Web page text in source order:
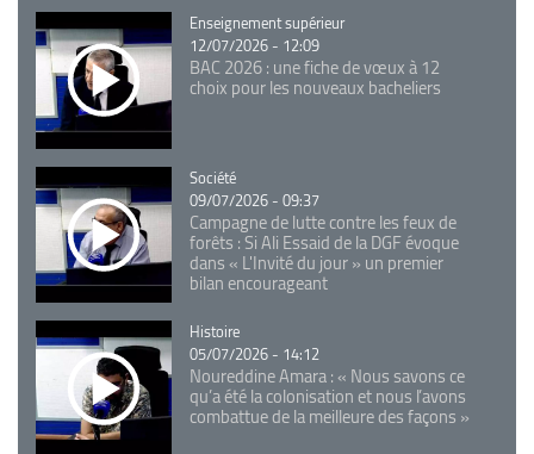
Catégorie
Enseignement supérieur
12/07/2026 - 12:09
BAC 2026 : une fiche de vœux à 12
choix pour les nouveaux bacheliers
Catégorie
Société
09/07/2026 - 09:37
Campagne de lutte contre les feux de
forêts : Si Ali Essaid de la DGF évoque
dans « L'Invité du jour » un premier
bilan encourageant
Catégorie
Histoire
05/07/2026 - 14:12
Noureddine Amara : « Nous savons ce
qu’a été la colonisation et nous l’avons
combattue de la meilleure des façons »